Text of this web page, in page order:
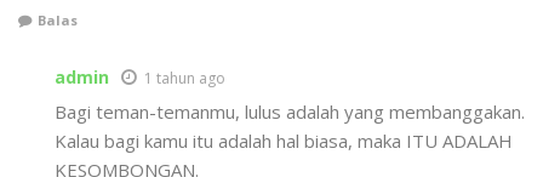
Balas
admin 1 tahun ago
Bagi teman-temanmu, lulus adalah yang membanggakan.
Kalau bagi kamu itu adalah hal biasa, maka ITU ADALAH
KESOMBONGAN.